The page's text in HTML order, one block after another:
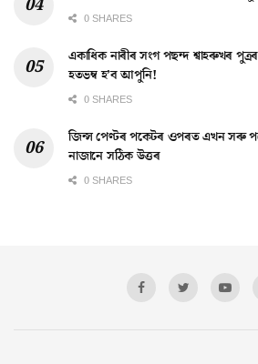
0 SHARES
একাধিক নাৰীৰ সংগ পছন্দ শ্বাহৰুখৰ
হতভম্ব হ’ব আপুনি!
0 SHARES
জিন্স পেণ্টৰ পকেটৰ ওপৰত এখন সৰু
নাজানে সঠিক উত্তৰ
0 SHARES